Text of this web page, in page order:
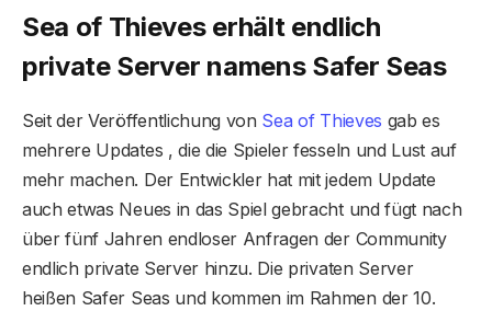
Sea of Thieves erhält endlich
private Server namens Safer Seas
Seit der Veröffentlichung von Sea of ​​Thieves gab es
mehrere Updates , die die Spieler fesseln und Lust auf
mehr machen. Der Entwickler hat mit jedem Update
auch etwas Neues in das Spiel gebracht und fügt nach
über fünf Jahren endloser Anfragen der Community
endlich private Server hinzu. Die privaten Server
heißen Safer Seas und kommen im Rahmen der 10.